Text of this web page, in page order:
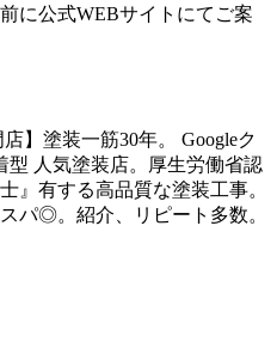
に公式WEBサイトにてご案
】塗装一筋30年。 Googleク
人気塗装店。厚生労働省認
』有する高品質な塗装工事。
パ◎。紹介、リピート多数。